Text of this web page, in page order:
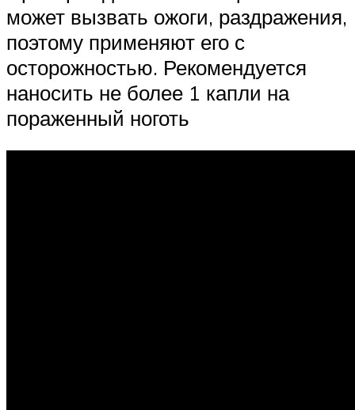
может вызвать ожоги, раздражения,
поэтому применяют его с
осторожностью. Рекомендуется
наносить не более 1 капли на
пораженный ноготь